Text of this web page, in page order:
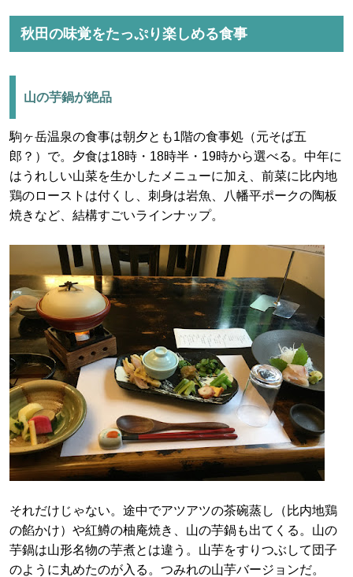
秋田の味覚をたっぷり楽しめる食事
山の芋鍋が絶品
駒ヶ岳温泉の食事は朝夕とも1階の食事処（元そば五
郎？）で。夕食は18時・18時半・19時から選べる。中年に
はうれしい山菜を生かしたメニューに加え、前菜に比内地
鶏のローストは付くし、刺身は岩魚、八幡平ポークの陶板
焼きなど、結構すごいラインナップ。
それだけじゃない。途中でアツアツの茶碗蒸し（比内地鶏
の餡かけ）や紅鱒の柚庵焼き、山の芋鍋も出てくる。山の
芋鍋は山形名物の芋煮とは違う。山芋をすりつぶして団子
のように丸めたのが入る。つみれの山芋バージョンだ。